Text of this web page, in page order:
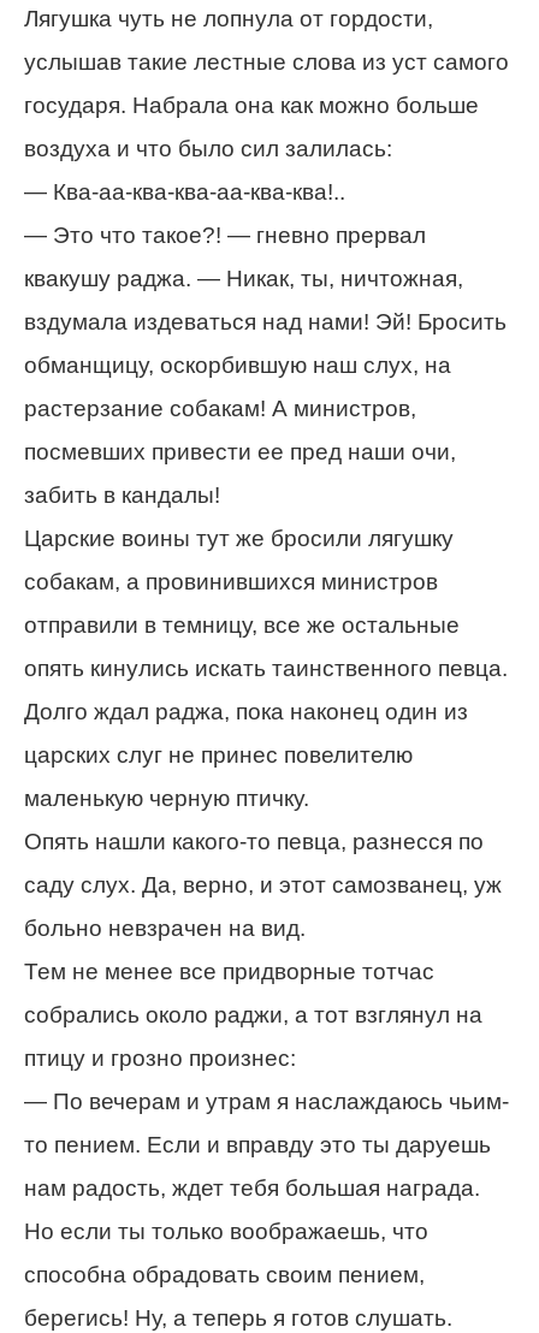
Лягушка чуть не лопнула от гордости,
услышав такие лестные слова из уст самого
государя. Набрала она как можно больше
воздуха и что было сил залилась:
— Ква-аа-ква-ква-аа-ква-ква!..
— Это что такое?! — гневно прервал
квакушу раджа. — Никак, ты, ничтожная,
вздумала издеваться над нами! Эй! Бросить
обманщицу, оскорбившую наш слух, на
растерзание собакам! А министров,
посмевших привести ее пред наши очи,
забить в кандалы!
Царские воины тут же бросили лягушку
собакам, а провинившихся министров
отправили в темницу, все же остальные
опять кинулись искать таинственного певца.
Долго ждал раджа, пока наконец один из
царских слуг не принес повелителю
маленькую черную птичку.
Опять нашли какого-то певца, разнесся по
саду слух. Да, верно, и этот самозванец, уж
больно невзрачен на вид.
Тем не менее все придворные тотчас
собрались около раджи, а тот взглянул на
птицу и грозно произнес:
— По вечерам и утрам я наслаждаюсь чьим-
то пением. Если и вправду это ты даруешь
нам радость, ждет тебя большая награда.
Но если ты только воображаешь, что
способна обрадовать своим пением,
берегись! Ну, а теперь я готов слушать.